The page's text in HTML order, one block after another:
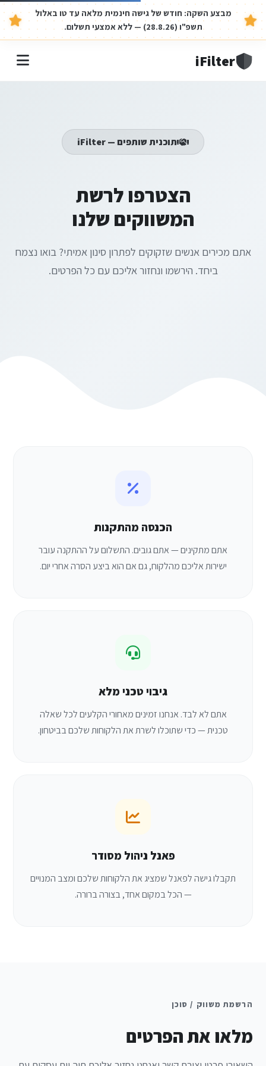
מבצע השקה: חודש של גישה חינמית מלאה עד טו באלול
תשפ"ו (28.8.26) — ללא אמצעי תשלום.
iFilter
תוכנית שותפים — iFilter
הצטרפו לרשת
המשווקים שלנו
אתם מכירים אנשים שזקוקים לפתרון סינון אמיתי? בואו נצמח
ביחד. הירשמו ונחזור אליכם עם כל הפרטים.
הכנסה מהתקנות
אתם מתקינים — אתם גובים. התשלום על ההתקנה עובר
ישירות אליכם מהלקוח, גם אם הוא ביצע הסרה אחרי יום.
גיבוי טכני מלא
אתם לא לבד. אנחנו זמינים מאחורי הקלעים לכל שאלה
טכנית — כדי שתוכלו לשרת את הלקוחות שלכם בביטחון.
פאנל ניהול מסודר
תקבלו גישה לפאנל שמציג את הלקוחות שלכם ומצב המנויים
— הכל במקום אחד, בצורה ברורה.
הרשמת משווק / סוכן
מלאו את הפרטים